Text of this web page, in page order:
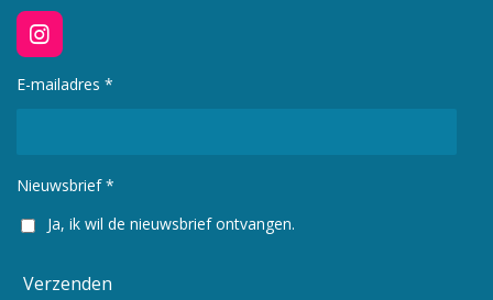
I
n
s
a
E-mailadres *
Nieuwsbrief *
Ja, ik wil de nieuwsbrief ontvangen.
Verzenden